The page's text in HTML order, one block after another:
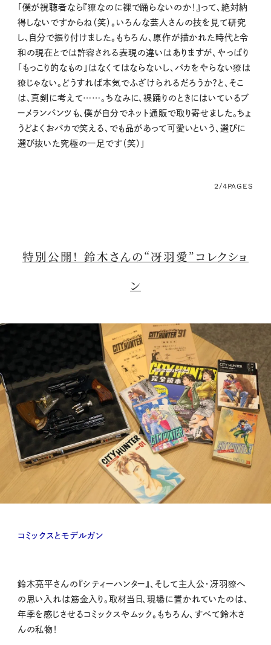
「僕が視聴者なら『獠なのに裸で踊らないのか！』って、絶対納
得しないですからね（笑）。いろんな芸人さんの技を見て研究
し、自分で振り付けました。もちろん、原作が描かれた時代と令
和の現在とでは許容される表現の違いはありますが、やっぱり
「もっこり的なもの」はなくてはならないし、バカをやらない獠は
獠じゃない。どうすれば本気でふざけられるだろうか？と、そこ
は、真剣に考えて……。ちなみに、裸踊りのときにはいているブ
ーメランパンツも、僕が自分でネット通販で取り寄せました。ちょ
うどよくおバカで笑える、でも品があって可愛いという、選びに
選び抜いた究極の一足です（笑）」
2/4PAGES
特別公開！ 鈴木さんの“冴羽愛”コレクショ
ン
コミックスとモデルガン
鈴木亮平さんの『シティーハンター』、そして主人公・冴羽獠へ
の思い入れは筋金入り。取材当日、現場に置かれていたのは、
年季を感じさせるコミックスやムック。もちろん、すべて鈴木さ
んの私物！